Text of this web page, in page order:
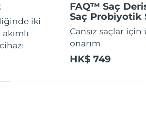
iki
FAQ™ Saç
Saç Probiyotik
Cansız saçlar
onarım
HK$ 749